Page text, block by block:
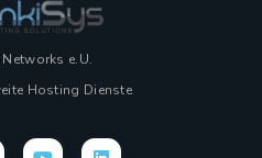
e.U.
Hosting Dienste